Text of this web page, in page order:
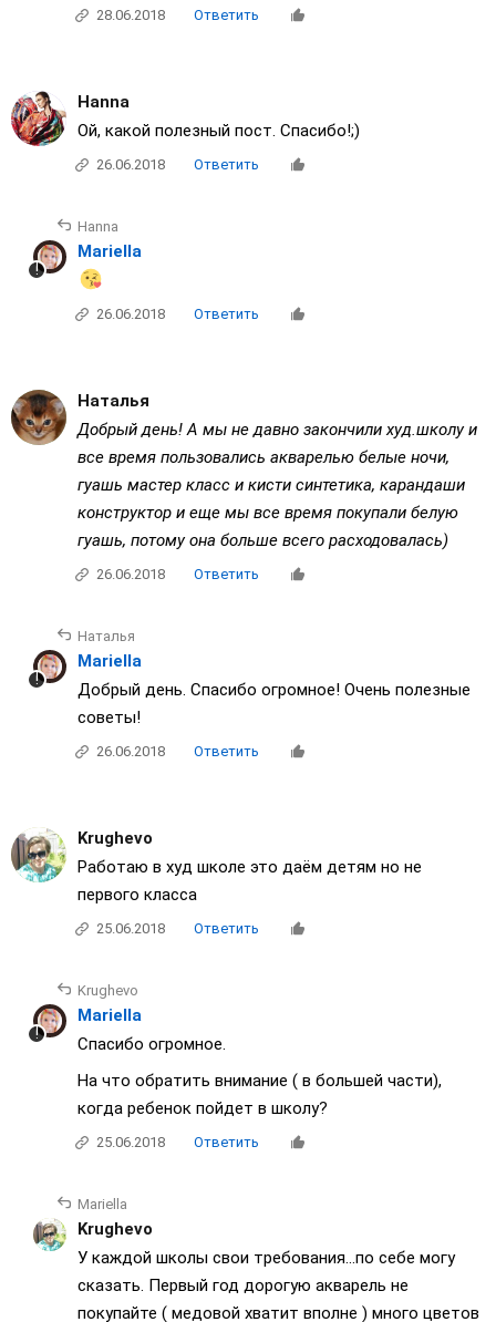
28.06.2018 Ответить
Нanna
Ой, какой полезный пост. Спасибо!;)
26.06.2018 Ответить
Нanna
Mariella
26.06.2018 Ответить
Наталья
Добрый день! А мы не давно закончили худ.школу и
все время пользовались акварелью белые ночи,
гуашь мастер класс и кисти синтетика, карандаши
конструктор и еще мы все время покупали белую
гуашь, потому она больше всего расходовалась)
26.06.2018 Ответить
Наталья
Mariella
Добрый день. Спасибо огромное! Очень полезные
советы!
26.06.2018 Ответить
Krughevo
Работаю в худ школе это даём детям но не
первого класса
25.06.2018 Ответить
Krughevo
Mariella
Спасибо огромное.
На что обратить внимание ( в большей части),
когда ребенок пойдет в школу?
25.06.2018 Ответить
Mariella
Krughevo
У каждой школы свои требования...по себе могу
сказать. Первый год дорогую акварель не
покупайте ( медовой хватит вполне ) много цветов